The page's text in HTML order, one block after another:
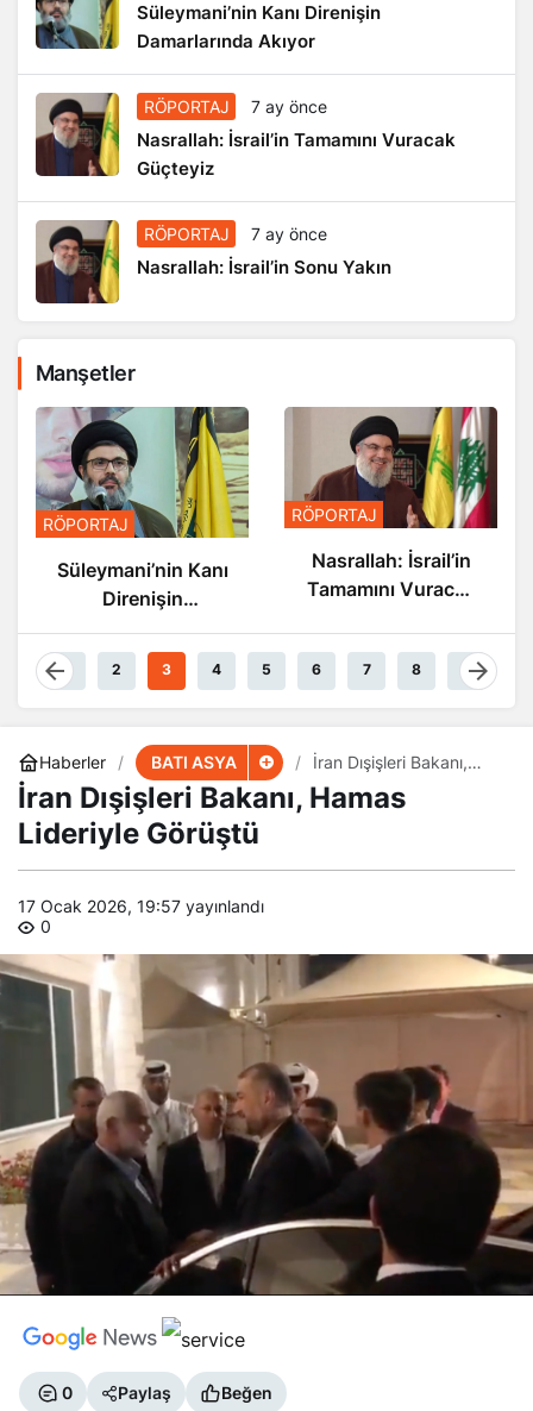
Süleymani’nin Kanı Direnişin
Damarlarında Akıyor
RÖPORTAJ 7 ay önce
Nasrallah: İsrail’in Tamamını Vuracak
Güçteyiz
RÖPORTAJ 7 ay önce
Nasrallah: İsrail’in Sonu Yakın
Manşetler
RÖPORTAJ
Nasrallah: İsrail’in
Tamamını Vuracak
Güçteyiz
RÖPORTAJ
Nasrallah: İsrail’in
Sonu Yakın
1 2 3 4 5 6 7 8 9
Haberler BATI ASYA
İran Dışişleri Bakanı,
Hamas Lideriyle Görüştü
İran Dışişleri Bakanı, Hamas
Lideriyle Görüştü
17 Ocak 2026, 19:57 yayınlandı
0
0 Paylaş Beğen